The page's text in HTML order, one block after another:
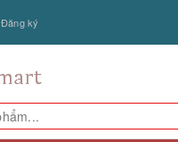
Đăng ký